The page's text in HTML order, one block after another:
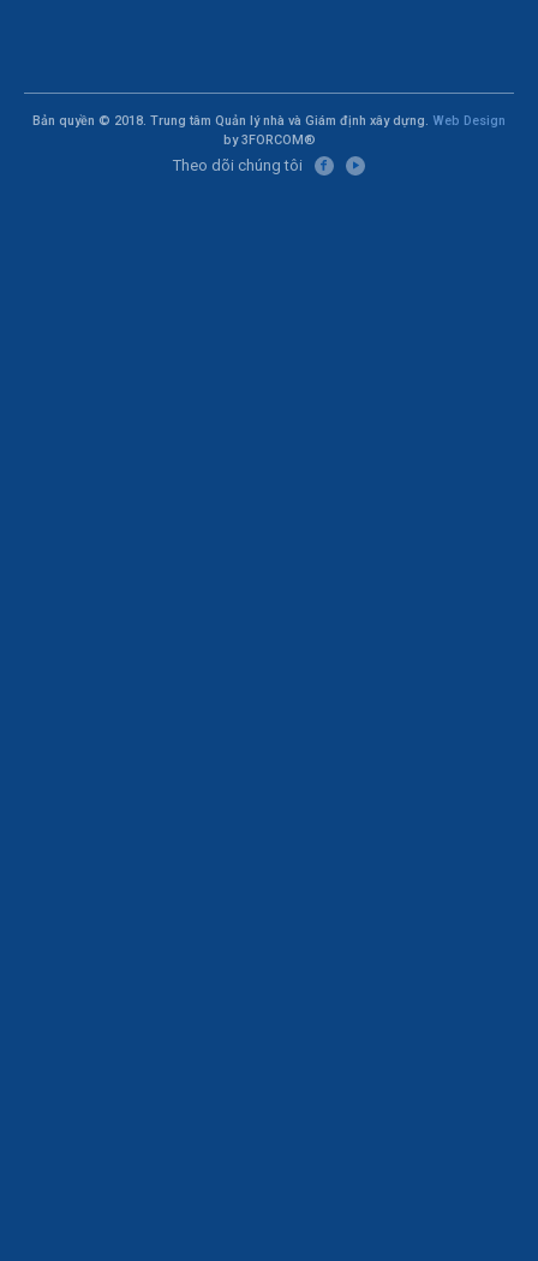
Bản quyền © 2018. Trung tâm Quản lý nhà và Giám định xây dựng. Web Design
by 3FORCOM®
Theo dõi chúng tôi